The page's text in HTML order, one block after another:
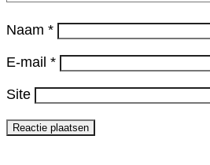
Naam *
E-mail *
Site